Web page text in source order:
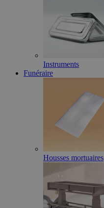
Instruments
Funéraire
Housses mortuaires